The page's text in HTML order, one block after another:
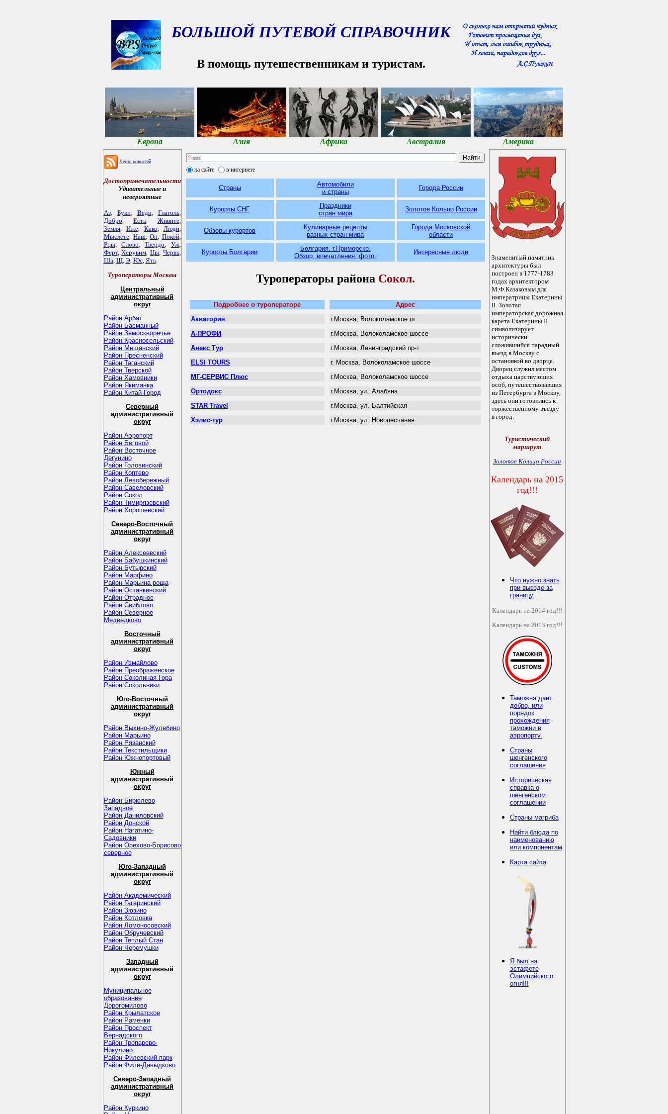
БОЛЬШОЙ ПУТЕВОЙ СПРАВОЧНИК
В помощь путешественникам и туристам.
Европа Азия Африка Австралия Америка
Лента новостей
Достопримечательности
Удивительные и
невероятные
Аз, Буки, Веди, Глаголь,
Добро, Есть, Живите,
Земля, Иже, Како, Люди,
Мыслете, Наш,Он, Покой,
Рцы, Слово,Твердо, Уж,
Ферт,Херувим, Цы, Червь,
Ша, Щ, Э, Юс, Ять.
Туроператоры Москвы
Центральный
административный
округ
Район Арбат
Район Басманный
Район Замоскворечье
Район Красносельский
Район Мещанский
Район Пресненский
Район Таганский
Район Тверской
Район Хамовники
Район Якиманка
Район Китай-Город
Северный
административный
округ
Район Аэропорт
Район Беговой
Район Восточное
Дегунино
Район Головинский
Район Коптево
Район Левобережный
Район Савеловский
Район Сокол
Район Тимирязевский
Район Хорошевский
Северо-Восточный
административный
округ
Район Алексеевский
Район Бабушкинский
Район Бутырский
Район Марфино
Район Марьина роща
Район Останкинский
Район Отрадное
Район Свиблово
Район Северное
Медведково
Восточный
административный
округ
Район Измайлово
Район Преображенское
Район Соколиная Гора
Район Сокольники
Юго-Восточный
административный
округ
Район Выхино-Жулебино
Район Марьино
Район Рязанский
Район Текстильщики
Район Южнопортовый
Южный
административный
округ
Район Бирюлево
Западное
Район Даниловский
Район Донской
Район Нагатино-
Садовники
Район Орехово-Борисово
северное
Юго-Западный
административный
округ
Район Академический
Район Гагаринский
Район Зюзино
Район Котловка
Район Ломоносовский
Район Обручевский
Район Теплый Стан
Район Черемушки
Западный
административный
округ
Муниципальное
образование
Дорогомилово
Район Крылатское
Район Раменки
Район Проспект
Вернадского
Район Тропарево-
Никулино
Район Филевский парк
Район Фили-Давыдково
Северо-Западный
административный
округ
Район Куркино
на сайте в интернете
Страны
Автомобили
и страны
Города России
Курорты СНГ
Праздники
стран мира
Золотое Кольцо России
Обзоры курортов
Кулинарные рецепты
разных стран мира
Города Московской
области
Курорты Болгарии
Болгария. г.Приморско.
Обзор, впечатления, фото.
Интересные люди
Туроператоры района Сокол.
Подробнее о туроператоре
Адрес
Акватория
г.Москва, Волоколамское ш
А-ПРОФИ
г.Москва, Волоколамское шоссе
Анекс Тур
г.Москва, Ленинградский пр-т
ELSI TOURS
г. Москва, Волоколамское шоссе
МГ-СЕРВИС Плюс
г.Москва, Волоколамское шоссе
Ортодокс
г.Москва, ул. Алабяна
STAR Travel
г.Москва, ул. Балтийская
Хэлис-тур
г.Москва, ул. Новопесчаная
Знаменитый памятник
архитектуры был
построен в 1777-1783
годах архитектором
М.Ф.Казаковым для
императрицы Екатерины
II. Золотая
императорская дорожная
карета Екатерины II
символизирует
исторически
сложившийся парадный
въезд в Москву с
остановкой во дворце.
Дворец служил местом
отдыха царствующих
особ, путешествовавших
из Петербурга в Москву,
здесь они готовились к
торжественному въезду
в город.
Туристический
маршрут
Золотое Кольцо России
Календарь на 2015
год!!!
Что нужно знать
при выезде за
границу.
Календарь на 2014 год!!!
Календарь на 2013 год!!!
Таможня дает
добро, или
порядок
прохождения
таможни в
аэропорту.
Страны
шенгенского
соглашения
Историческая
справка о
шенгенском
соглашении
Страны магриба
Найти блюда по
наименованию
или компонентам
Карта сайта
Я был на
эстафете
Олимпийского
огня!!!